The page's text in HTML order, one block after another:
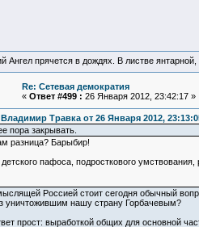
Ангел прячется в дождях. В листве
Re: Сетевая демократия
« Ответ #499 : 26 Января 2012, 23:42:17 »
Владимир Травка от 26 Января 2012,
пора закрывать.
разница? Барыбир!
пафоса, подросткового
Россией стоит сегодня обычный
уничтожившим нашу страну Горбачевым?
выработкой общих для основной